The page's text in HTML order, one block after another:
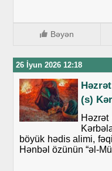
Bəyən
26 İyun 2026 12:18
(s)
Həzrət
böyük hədis alimi,
Hənbəl özünün “əl-